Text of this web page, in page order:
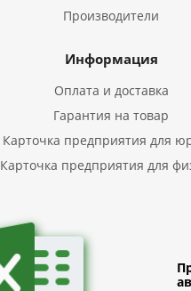
Производители
Информация
Оплата и доставка
Гарантия на товар
Карточка предприятия для
Карточка предприятия для